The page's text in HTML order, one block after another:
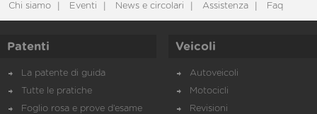
Chi siamo Eventi News e circolari Assistenza Faq
Patenti
La patente di guida
Tutte le pratiche
Foglio rosa e prove d’esame
Veicoli
Autoveicoli
Motocicli
Revisioni